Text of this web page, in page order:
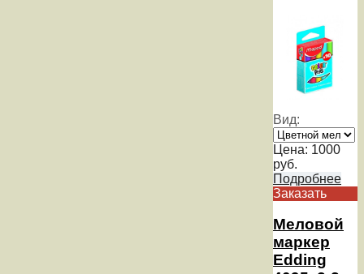
Вид:
Цена: 1000
руб.
Подробнее
Заказать
Меловой
маркер
Edding